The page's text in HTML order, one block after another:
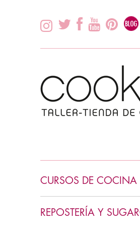
CURSOS DE COCINA
COCINA ASIÁTICA
REPOSTERÍA Y